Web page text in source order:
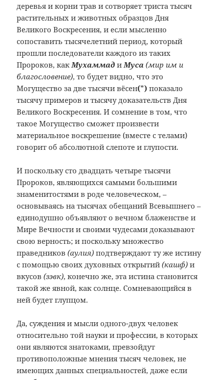
деревья и корни трав и сотворяет триста тысяч
растительных и животных образцов Дня
Великого Воскресения, и если мысленно
сопоставить тысячелетний период, который
прошли последователи каждого из таких
Пророков, какМухаммад иМуса (мир им и
благословение), то будет видно, что это
Могущество за две тысячи вёсен(*) показало
тысячу примеров и тысячу доказательств Дня
Великого Воскресения. И сомнение в том, что
такое Могущество сможет произвести
материальное воскрешение (вместе с телами)
говорит об абсолютной слепоте и глупости.
И поскольку сто двадцать четыре тысячи
Пророков, являющихся самыми большими
знаменитостями в роде человеческом, –
основываясь на тысячах обещаний Всевышнего –
единодушно объявляют о вечном блаженстве и
Мире Вечности и своими чудесами доказывают
свою верность; и поскольку множество
праведников(аулия) подтверждают ту же истину
с помощью своих духовных открытий(кашф)и
вкусов(зэвк), конечно же, эта истина становится
такой же явной, как солнце. Сомневающийся в
ней будет глупцом.
Да, суждения и мысли одного-двух человек
относительно той науки и профессии, в которых
они являются знатоками, превзойдут
противоположные мнения тысяч человек, не
имеющих данных специальностей, даже если